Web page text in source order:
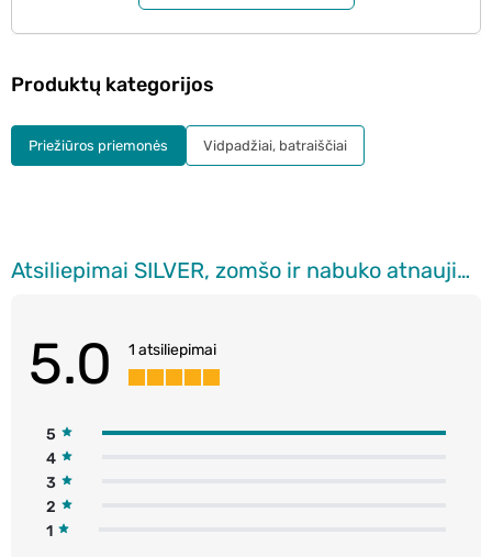
Atsiliepimai SILVER, zomšo ir nabuko atnaujintojas, bespalvis, 250 ml
5.0 1 atsiliepimai
5
4
3
2
1
Produktų kategorijos
Priežiūros priemonės Vidpadžiai, batraiščiai